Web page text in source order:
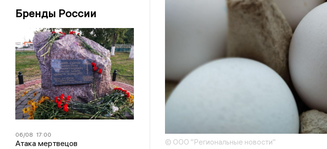
Бренды России
06/08 17:00
Атака мертвецов © ООО "Региональные новости"